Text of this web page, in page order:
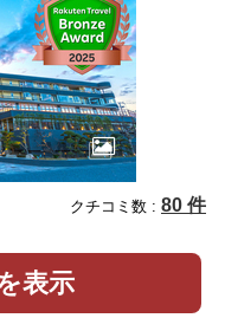
クチコミ数 : 80 件
表示